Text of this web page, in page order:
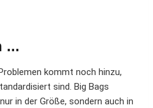
...
kommt noch hinzu,
sind. Big Bags
in der Größe, sondern auch in